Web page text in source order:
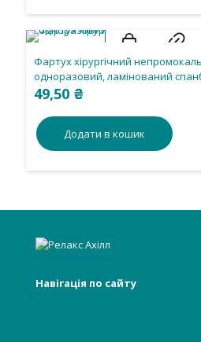
Фартух хірургічний
одноразовий, ламінований
49,50 ₴
Додати в кошик
Навігація по сайту